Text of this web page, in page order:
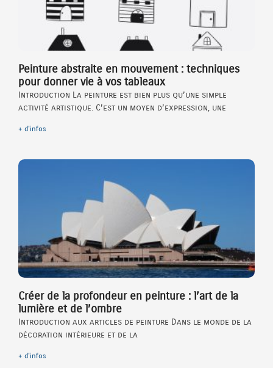
Peinture abstraite en mouvement : techniques
pour donner vie à vos tableaux
Introduction La peinture est bien plus qu’une simple
activité artistique. C’est un moyen d’expression, une
+ d'infos
Créer de la profondeur en peinture : l’art de la
lumière et de l’ombre
Introduction aux articles de peinture Dans le monde de la
décoration intérieure et de la
+ d'infos